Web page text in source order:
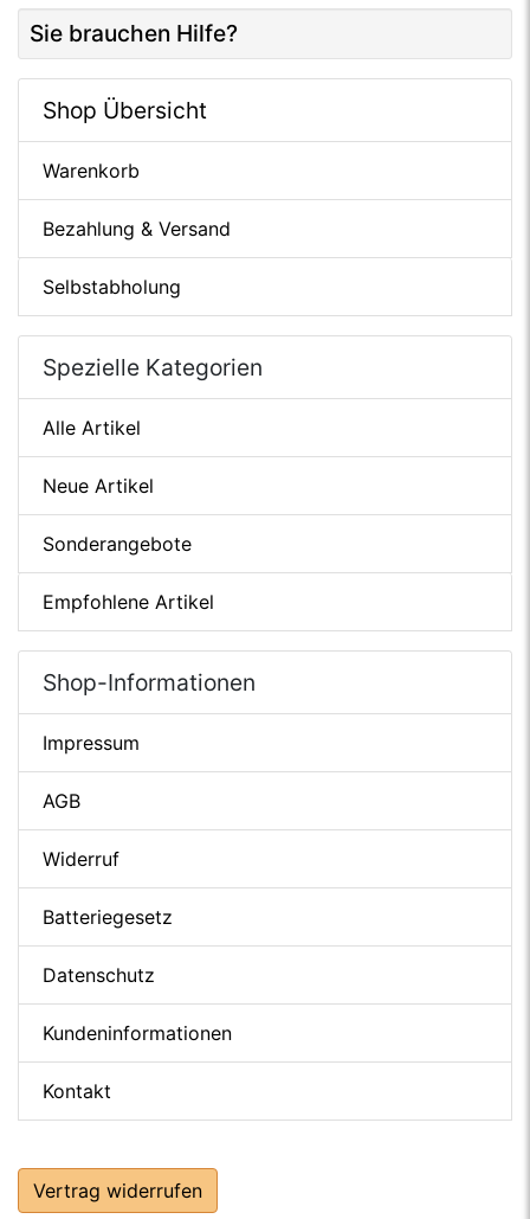
Sie brauchen Hilfe?
Shop Übersicht
Warenkorb
Bezahlung & Versand
Selbstabholung
Spezielle Kategorien
Alle Artikel
Neue Artikel
Sonderangebote
Empfohlene Artikel
Shop-Informationen
Impressum
AGB
Widerruf
Batteriegesetz
Datenschutz
Kundeninformationen
Kontakt
Vertrag widerrufen